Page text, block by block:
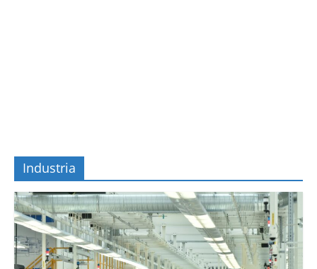
Industria